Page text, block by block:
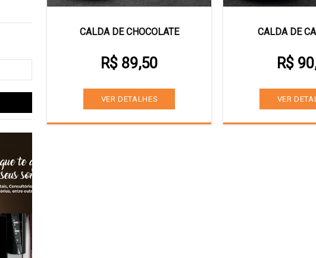
CALDA DE CHOCOLATE
R$ 89,50
VER DETALHES
CALDA DE
R$
VER